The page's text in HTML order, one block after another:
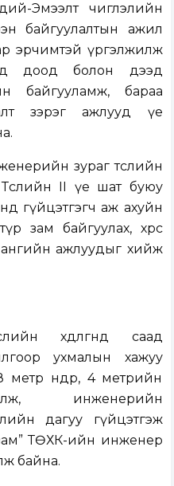
Эмээлт чиглэлийн
байгуулалтын ажил
эрчимтэй үргэлжилж
доод болон дээд
байгууламж, бараа
зэрэг ажлууд үе
зураг төслийн
II үе шат буюу
гүйцэтгэгч аж ахуйн
зам байгуулах, хөрс
ажлуудыг хийж
хөдөлгөөнд саад
ухмалын хажуу
метр өндөр, 4 метрийн
инженерийн
дагуу гүйцэтгэж
зам” ТӨХК-ийн инженер
байна.